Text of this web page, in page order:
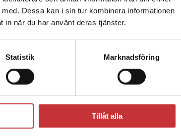
Dessa kan i sin tur kombinera informationen
in när du har använt deras tjänster.
Statistik Marknadsföring
Tillåt alla
och